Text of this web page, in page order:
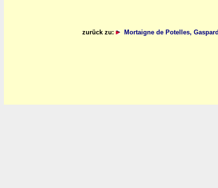
zurück zu: Mortaigne de Potelles,